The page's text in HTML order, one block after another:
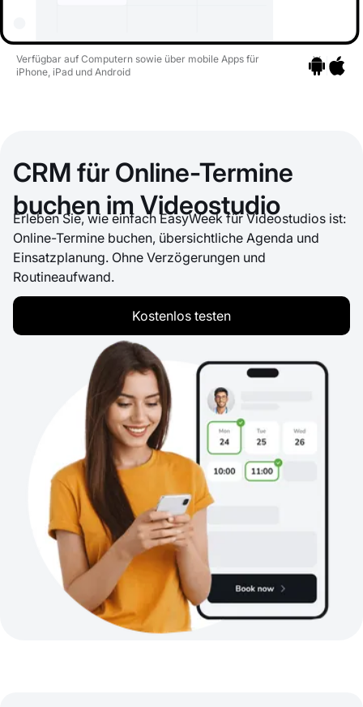
Verfügbar auf Computern sowie über mobile Apps für
iPhone, iPad und Android
CRM für Online-Termine
buchen im Videostudio
Erleben Sie, wie einfach EasyWeek für Videostudios ist:
Online-Termine buchen, übersichtliche Agenda und
Einsatzplanung. Ohne Verzögerungen und
Routineaufwand.
Kostenlos testen